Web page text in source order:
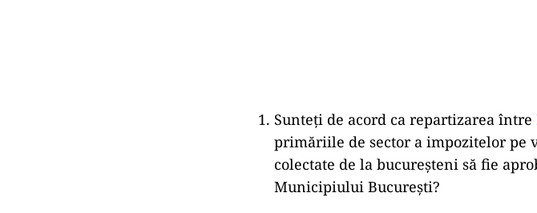
Sunteţi de acord ca repartizarea între
primăriile de sector a impozitelor pe
colectate de la bucureşteni să fie
Municipiului Bucureşti?